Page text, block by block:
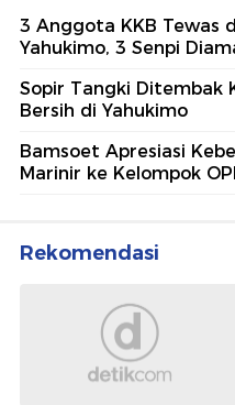
3 Anggota KKB Tewas
Yahukimo, 3 Senpi
Sopir Tangki Ditembak
Bersih di Yahukimo
Bamsoet Apresiasi
Marinir ke Kelompok
Rekomendasi